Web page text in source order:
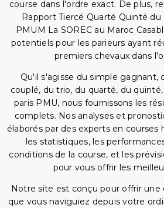
course dans l'ordre exact. De plus,
Rapport Tiercé Quarté Quinté
PMUM La SOREC au Maroc
potentiels pour les parieurs ayant
premiers chevaux dans
Qu'il s'agisse du simple gagnant,
couplé, du trio, du quarté, du
paris PMU, nous fournissons les
complets. Nos analyses et
élaborés par des experts en
les statistiques, les
conditions de la course, et les
pour vous offrir les
Notre site est conçu pour offrir une
que vous naviguiez depuis votre